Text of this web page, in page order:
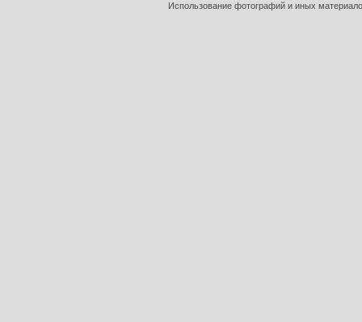
Использование фотографий и иных